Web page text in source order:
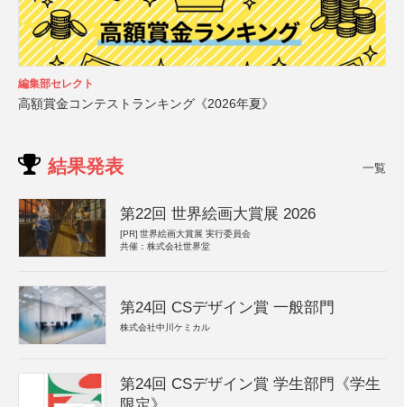
編集部セレクト
高額賞金コンテストランキング《2026年夏》
結果発表 一覧
第22回 世界絵画大賞展 2026
[PR] 世界絵画大賞展 実行委員会
共催：株式会社世界堂
第24回 CSデザイン賞 一般部門
株式会社中川ケミカル
第24回 CSデザイン賞 学生部門《学生